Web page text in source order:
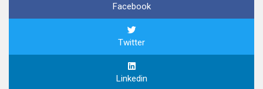
Facebook
Twitter
Linkedin